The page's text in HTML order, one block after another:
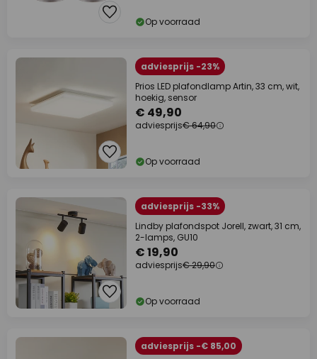
Op voorraad
adviesprijs -23%
Prios LED plafondlamp Artin, 33 cm, wit,
hoekig, sensor
€ 49,90
adviesprijs€ 64,90
Op voorraad
adviesprijs -33%
Lindby plafondspot Jorell, zwart, 31 cm,
2-lamps, GU10
€ 19,90
adviesprijs€ 29,90
Op voorraad
adviesprijs -€ 85,00